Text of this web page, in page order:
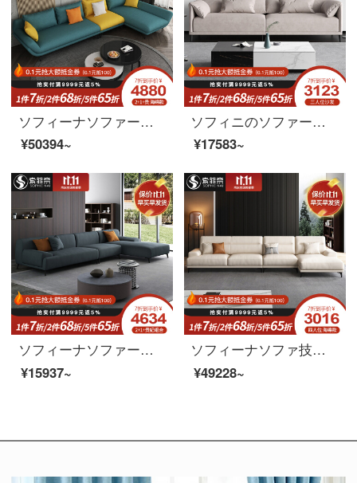
ソフィーナソファー布芸ソファーイタリア式軽い贅沢な布芸ソファーは現代客間の小さな部屋型の回転角度を簡単に表します。リビング家具1+3ラテックスタイプです。
¥50394~
ソフィニのソファーの科学技術布のソファーは現代簡単で、布芸のソファーは豪華で、ソファーの意味があります。
¥17583~
ソフィーナソファーの科学技術布ソファ北欧ソファリビングの現代簡単な3人の組み合わせの小型アパートの布芸ソファーのシングルルームのセット
¥15937~
ソフィーナソファ技術布ソファ北欧イタリアのシンプルな布芸ソファーのミニチュアソファーのリビングソファ2+貴妃ラテックスのモデル
¥49228~